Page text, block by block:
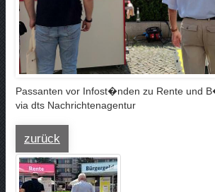
Passanten vor Infost�nden zu Rente und
via dts Nachrichtenagentur
zurück